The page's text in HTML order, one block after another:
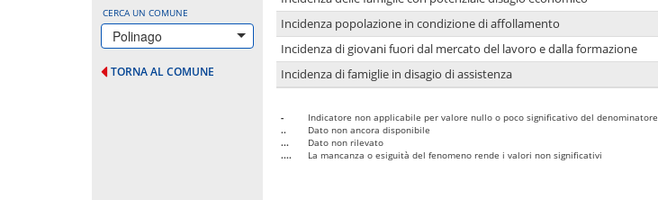
CERCA UN COMUNE
Polinago
TORNA AL COMUNE
Incidenza popolazione in condizione di affollamento
Incidenza di giovani fuori dal mercato del lavoro e dalla formazione
Incidenza di famiglie in disagio di assistenza
-
Indicatore non applicabile per valore nullo o poco significativo del denominatore
..
Dato non ancora disponibile
...
Dato non rilevato
....
La mancanza o esiguità del fenomeno rende i valori non significativi